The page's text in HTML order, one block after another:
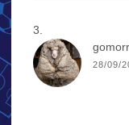
28/09/